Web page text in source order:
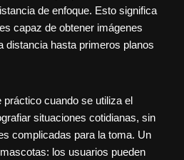
de enfoque. Esto significa
capaz de obtener imágenes
distancia hasta primeros planos
cuando se utiliza el
situaciones cotidianas, sin
complicadas para la toma. Un
los usuarios pueden